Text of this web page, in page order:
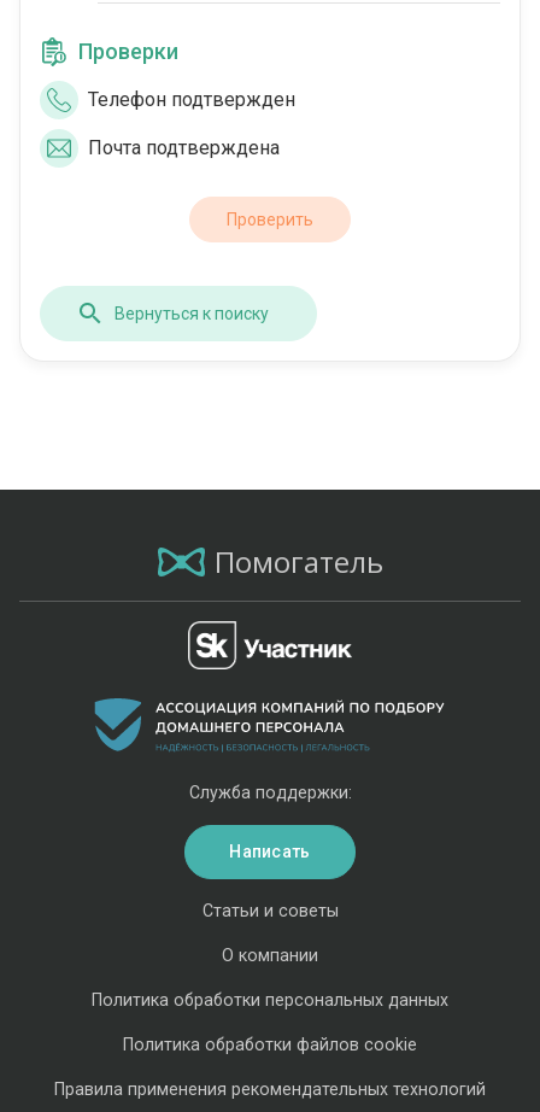
Проверки
Телефон подтвержден
Почта подтверждена
Проверить
Вернуться к поиску
Помогатель
Статьи и советы
О компании
Политика обработки персональных данных
Политика обработки файлов cookie
Правила применения рекомендательных технологий
Служба поддержки:
Написать